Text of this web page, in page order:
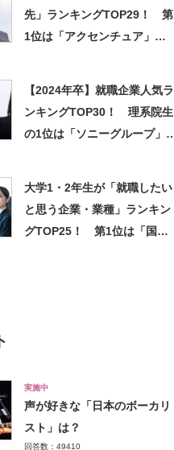
先」ランキングTOP29！ 第
1位は「アクセンチュア」
【2024年卒】就職企業人気ラ
ンキングTOP30！ 理系院生
の1位は「ソニーグループ」
大学1・2年生が「就職したい
と思う企業・業種」ランキン
グTOP25！ 第1位は「国家
実施中
声が好きな「日本のボーカリ
スト」は？
回答数：49410